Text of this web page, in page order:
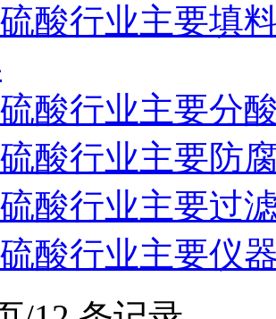
硫酸行业主要填
硫酸行业主要分
硫酸行业主要防
硫酸行业主要过
硫酸行业主要仪